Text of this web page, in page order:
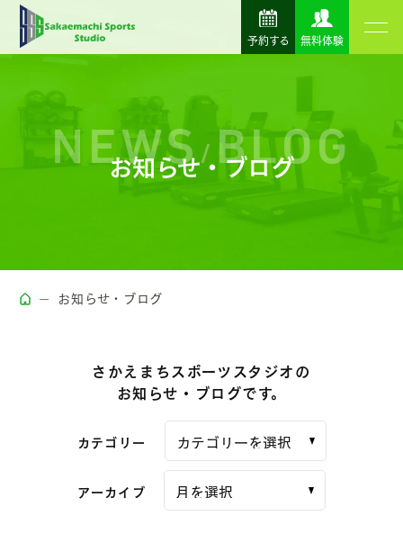
お知らせ・ブログ
NEWS/ BLOG
お知らせ・ブログ
さかえまちスポーツスタジオの
お知らせ・ブログです。
カテゴリー
アーカイブ
予約する 無料体験